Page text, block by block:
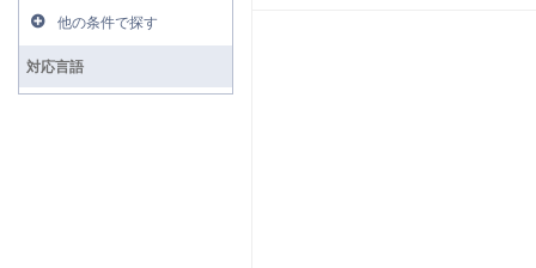
他の条件で探す
対応言語